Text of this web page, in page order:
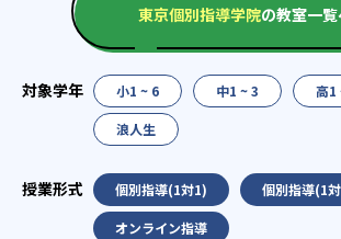
東京個別指導学院の教室一
小1 ~ 6 中1 ~ 3 高1
浪人生
個別指導(1対1) 個別指導(1
オンライン指導